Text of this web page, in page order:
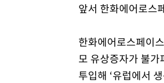
앞서 한화에어로스
한화에어로스페이
모 유상증자가 불
투입해 ‘유럽에서